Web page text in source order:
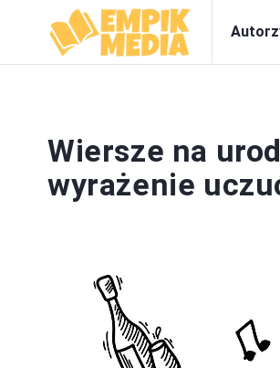
Wiersze na
wyrażenie